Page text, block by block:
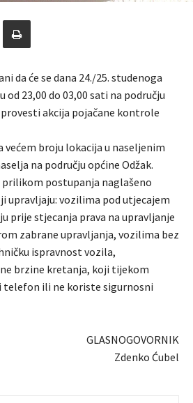
da će se dana 24./25. studenoga
od 23,00 do 03,00 sati na području
akcija pojačane kontrole
većem broju lokacija u naseljenim
na području općine Odžak.
prilikom postupanja naglašeno
upravljaju: vozilima pod utjecajem
prije stjecanja prava na upravljanje
zabrane upravljanja, vozilima bez
ispravnost vozila,
brzine kretanja, koji tijekom
ili ne koriste sigurnosni
GLASNOGOVORNIK
Zdenko Ćubel